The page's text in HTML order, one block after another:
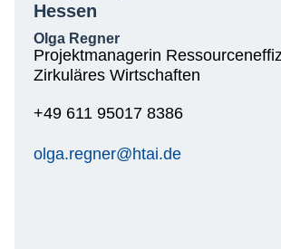
Hessen
Olga Regner
Projektmanagerin
Zirkuläres Wirtschaften
+49 611 95017 8386
olga.regner@htai.de